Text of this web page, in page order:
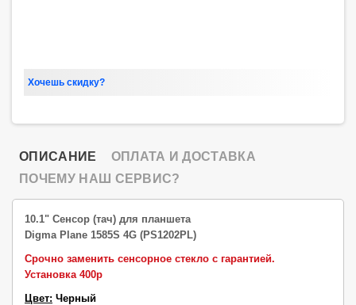
Хочешь скидку?
ОПИСАНИЕ
ОПЛАТА И ДОСТАВКА
ПОЧЕМУ НАШ СЕРВИС?
10.1" Сенсор (тач) для планшета
Digma Plane 1585S 4G (PS1202PL)
Срочно заменить сенсорное стекло с гарантией.
Установка 400р
Цвет: Черный